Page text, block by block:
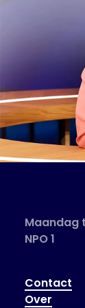
Maandag
NPO 1
Contact
Over